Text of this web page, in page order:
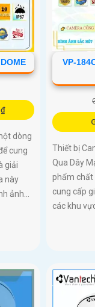
dòng
cung
giải
này
ảnh...
VP-
Thiết bị
Qua Dây
phẩm chất
cung cấp
các khu